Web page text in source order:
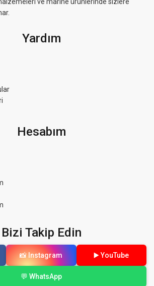
ve marine ürünlerinde sizlere
Yardım
Hesabım
Bizi Takip Edin
📸 Instagram ▶️ YouTube
💬 WhatsApp